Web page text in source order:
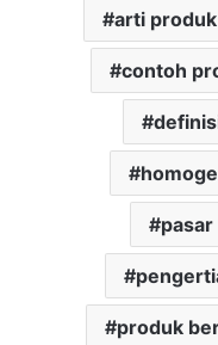
arti
contoh
produk